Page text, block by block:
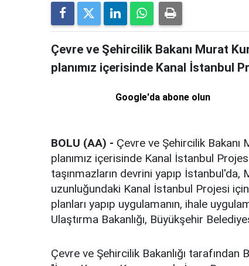
Çevre ve Şehircilik Bakanı Murat
planımız içerisinde Kanal İstanbul
Google'da abone olun
BOLU (AA) - Çevre ve Şehircilik Bakanı
planımız içerisinde Kanal İstanbul
taşınmazların devrini yapıp
uzunluğundaki Kanal İstanbul Projesi
planları yapıp uygulamanın, ihale
Ulaştırma Bakanlığı, Büyükşehir
Çevre ve Şehircilik Bakanlığı